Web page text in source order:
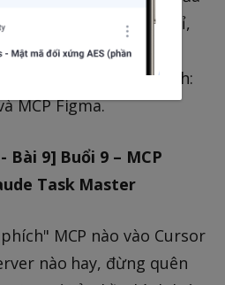
hay Vue chuẩn chỉ,
nhạc? Ở buổi tới,
sự kết hợp thần thánh:
MCP Figma.
Bài 9] Buổi 9 – MCP
Task Master
MCP nào vào Cursor
nào hay, đừng quên